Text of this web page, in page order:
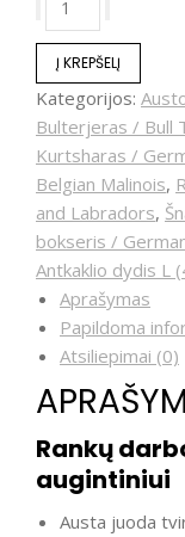
Į KREPŠELĮ
Kategorijos:
Bulterjeras / Bull
Kurtsharas /
Belgian Malinois,
and Labradors,
bokseris /
Antkaklio dydis L
Aprašymas
Papildoma
Atsiliepimai (0)
Rankų
augintiniui
Austa juoda